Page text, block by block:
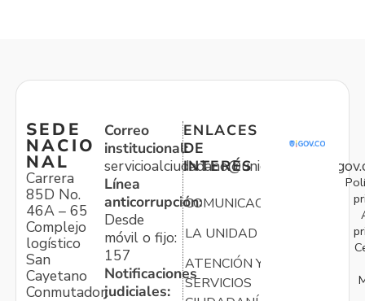
SEDE
NACIO
NAL
Carrera
85D No.
46A – 65
Complejo
logístico
San
Cayetano
Conmutador:
Correo
institucional:
Línea
anticorrupción:
Desde
móvil o fijo:
157
Notificaciones
judiciales:
ENLACES
DE
INTERÉS
COMUNICACIONES
LA UNIDAD
ATENCIÓN Y
SERVICIOS